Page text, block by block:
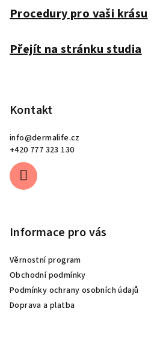
Procedury pro vaši krásu
Přejít na stránku studia
Kontakt
info@dermalife.cz
+420 777 323 130
Informace pro vás
Věrnostní program
Obchodní podmínky
Podmínky ochrany osobních údajů
Doprava a platba